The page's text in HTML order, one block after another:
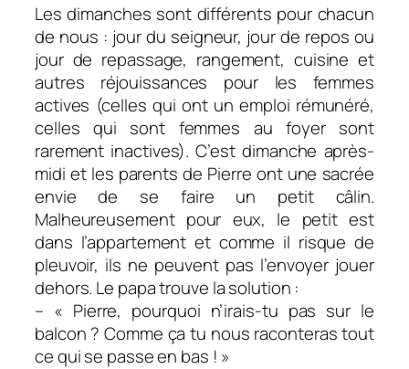
Les dimanches sont différents pour chacun
de nous : jour du seigneur, jour de repos ou
jour de repassage, rangement, cuisine et
autres réjouissances pour les femmes
actives (celles qui ont un emploi rémunéré,
celles qui sont femmes au foyer sont
rarement inactives). C’est dimanche après-
midi et les parents de Pierre ont une sacrée
envie de se faire un petit câlin.
Malheureusement pour eux, le petit est
dans l’appartement et comme il risque de
pleuvoir, ils ne peuvent pas l’envoyer jouer
dehors. Le papa trouve la solution :
– « Pierre, pourquoi n’irais-tu pas sur le
balcon ? Comme ça tu nous raconteras tout
ce qui se passe en bas ! »